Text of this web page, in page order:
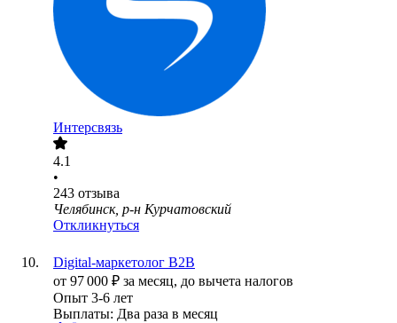
Интерсвязь
4.1
•
243 отзыва
Челябинск, р-н Курчатовский
Откликнуться
Digital-маркетолог B2B
от 97 000 ₽ за месяц, до вычета налогов
Опыт 3-6 лет
Выплаты: Два раза в месяц